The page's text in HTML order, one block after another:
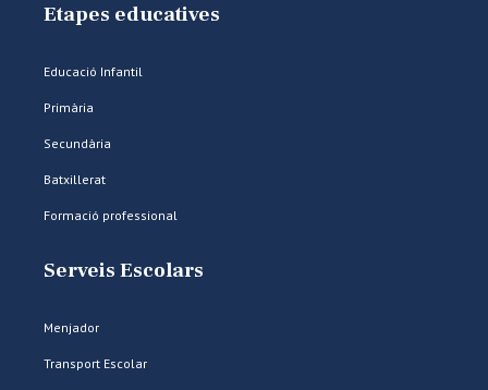
Etapes educatives
Educació Infantil
Primària
Secundària
Batxillerat
Formació professional
Serveis Escolars
Menjador
Transport Escolar